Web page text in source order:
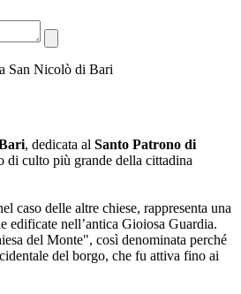
San Nicolò di Bari
, dedicata al Santo Patrono di
di culto più grande della cittadina
caso delle altre chiese, rappresenta una
edificate nell’antica Gioiosa Guardia.
del Monte", così denominata perché
del borgo, che fu attiva fino ai